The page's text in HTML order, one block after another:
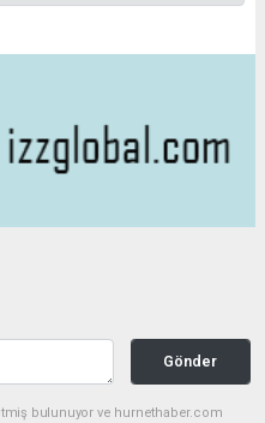
Gönder
bulunuyor ve hurnethaber.com